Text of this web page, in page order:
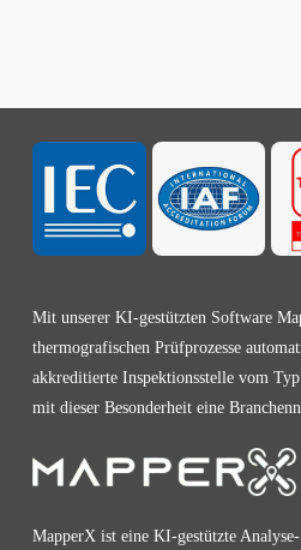
Mit unserer KI-gestützten Software
thermografischen Prüfprozesse
akkreditierte Inspektionsstelle vom
mit dieser Besonderheit eine
MapperX ist eine KI-gestützte